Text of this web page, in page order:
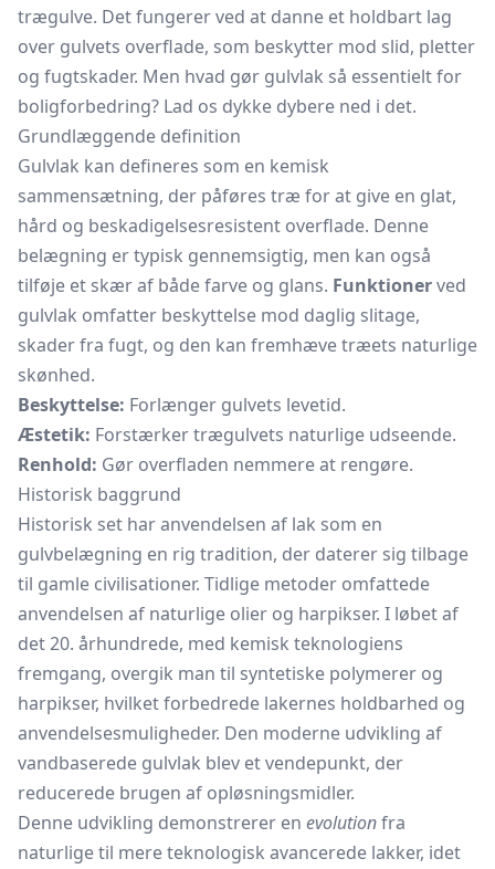
trægulve. Det fungerer ved at danne et holdbart lag
over gulvets overflade, som beskytter mod slid, pletter
og fugtskader. Men hvad gør gulvlak så essentielt for
boligforbedring? Lad os dykke dybere ned i det.
Grundlæggende definition
Gulvlak kan defineres som en kemisk
sammensætning, der påføres træ for at give en glat,
hård og beskadigelsesresistent overflade. Denne
belægning er typisk gennemsigtig, men kan også
tilføje et skær af både farve og glans. Funktionerved
gulvlak omfatter beskyttelse mod daglig slitage,
skader fra fugt, og den kan fremhæve træets naturlige
skønhed.
Beskyttelse: Forlænger gulvets levetid.
Æstetik: Forstærker trægulvets naturlige udseende.
Renhold: Gør overfladen nemmere at rengøre.
Historisk baggrund
Historisk set har anvendelsen af lak som en
gulvbelægning en rig tradition, der daterer sig tilbage
til gamle civilisationer. Tidlige metoder omfattede
anvendelsen af naturlige olier og harpikser. I løbet af
det 20. århundrede, med kemisk teknologiens
fremgang, overgik man til syntetiske polymerer og
harpikser, hvilket forbedrede lakernes holdbarhed og
anvendelsesmuligheder. Den moderne udvikling af
vandbaserede gulvlak blev et vendepunkt, der
reducerede brugen af opløsningsmidler.
Denne udvikling demonstrerer en evolutionfra
naturlige til mere teknologisk avancerede lakker, idet